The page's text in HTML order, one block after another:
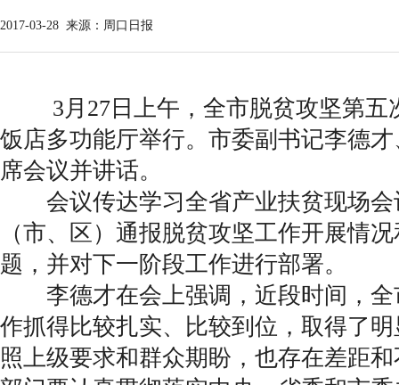
2017-03-28 来源：周口日报
3月27日上午，全市脱贫攻坚第五
饭店多功能厅举行。市委副书记李德
席会议并讲话。
会议传达学习全省产业扶贫现场会
（市、区）通报脱贫攻坚工作开展情
题，并对下一阶段工作进行部署。
李德才在会上强调，近段时间，全
作抓得比较扎实、比较到位，取得了
照上级要求和群众期盼，也存在差距